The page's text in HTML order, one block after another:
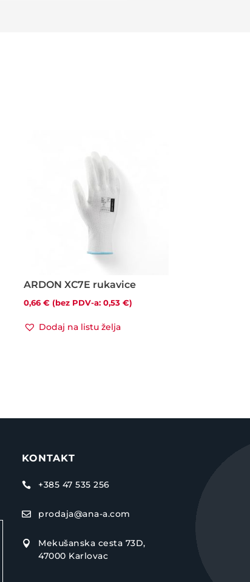
ARDON XC7E rukavice
0,66€ (bez PDV-a:0,53€)
Dodaj na listu želja
KONTAKT
 +385 47 535 256
 prodaja@ana-a.com

Mekušanska cesta 73D,
47000 Karlovac